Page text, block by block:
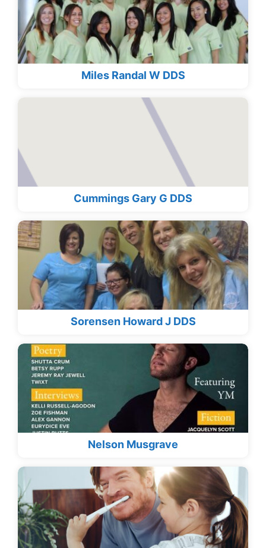
Miles Randal W DDS
Cummings Gary G DDS
Sorensen Howard J DDS
Nelson Musgrave